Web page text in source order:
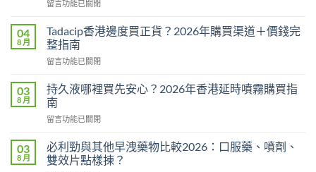
效
真
相：
有
用
是
心
作
2026
香
在
而
鋼
副
作
完
整
分
析
常
見
留言功能已關閉
04
8 月
Tadacip香港邊度買正貨？2026年購買渠道＋價錢完
整指南
在
香
港
邊
度
正
貨？
2026
留言功能已關閉
03
8 月
持久液哪裡買先安心？2026年香港延時噴霧購買指
南
在
久
液
哪
留言功能已關閉
03
8 月
必利勁與其他早洩藥物比較2026：口服藥、噴劑、
雙效片點樣揀？